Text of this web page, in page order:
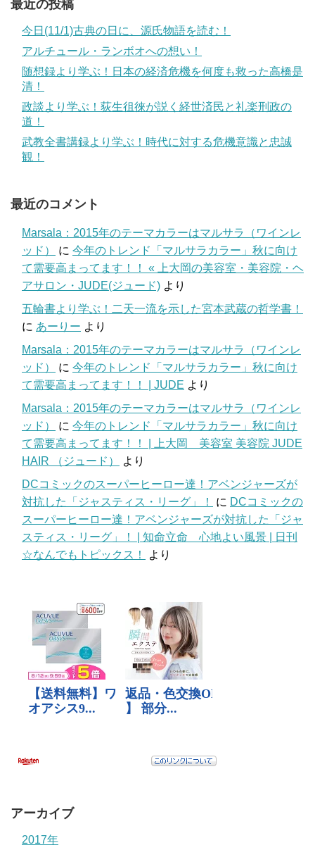
最近の投稿
今日(11/1)古典の日に、源氏物語を読む！
アルチュール・ランボオへの想い！
随想録より学ぶ！日本の経済危機を何度も救った高橋是
清！
政談より学ぶ！荻生徂徠が説く経世済民と礼楽刑政の
道！
武教全書講録より学ぶ！時代に対する危機意識と忠誠
観！
最近のコメント
Marsala：2015年のテーマカラーはマルサラ（ワインレ
ッド）
に 今年のトレンド「マルサラカラー」秋に向け
て需要高まってます！！ « 上大岡の美容室・美容院・ヘ
アサロン・JUDE(ジュード) より
五輪書より学ぶ！二天一流を示した宮本武蔵の哲学書！
に あーりー より
Marsala：2015年のテーマカラーはマルサラ（ワインレ
ッド）
に 今年のトレンド「マルサラカラー」秋に向け
て需要高まってます！！ | JUDE より
Marsala：2015年のテーマカラーはマルサラ（ワインレ
ッド）
に 今年のトレンド「マルサラカラー」秋に向け
て需要高まってます！！ | 上大岡 美容室 美容院 JUDE
HAIR （ジュード）
より
DCコミックのスーパーヒーロー達！アベンジャーズが
対抗した「ジャスティス・リーグ」！
に DCコミックの
スーパーヒーロー達！アベンジャーズが対抗した「ジャ
スティス・リーグ」！ | 知命立命 心地よい風景 | 日刊
☆なんでもトピックス！
より
アーカイブ
2017年